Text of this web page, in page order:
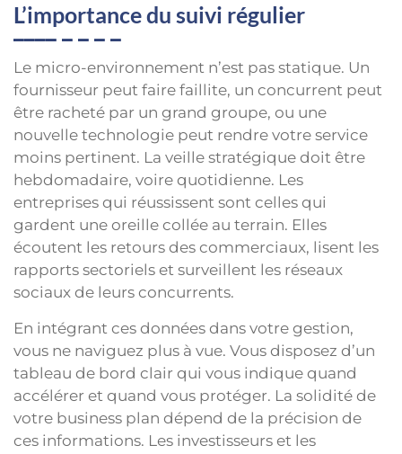
L’importance du suivi régulier
Le micro-environnement n’est pas statique. Un
fournisseur peut faire faillite, un concurrent peut
être racheté par un grand groupe, ou une
nouvelle technologie peut rendre votre service
moins pertinent. La veille stratégique doit être
hebdomadaire, voire quotidienne. Les
entreprises qui réussissent sont celles qui
gardent une oreille collée au terrain. Elles
écoutent les retours des commerciaux, lisent les
rapports sectoriels et surveillent les réseaux
sociaux de leurs concurrents.
En intégrant ces données dans votre gestion,
vous ne naviguez plus à vue. Vous disposez d’un
tableau de bord clair qui vous indique quand
accélérer et quand vous protéger. La solidité de
votre business plan dépend de la précision de
ces informations. Les investisseurs et les